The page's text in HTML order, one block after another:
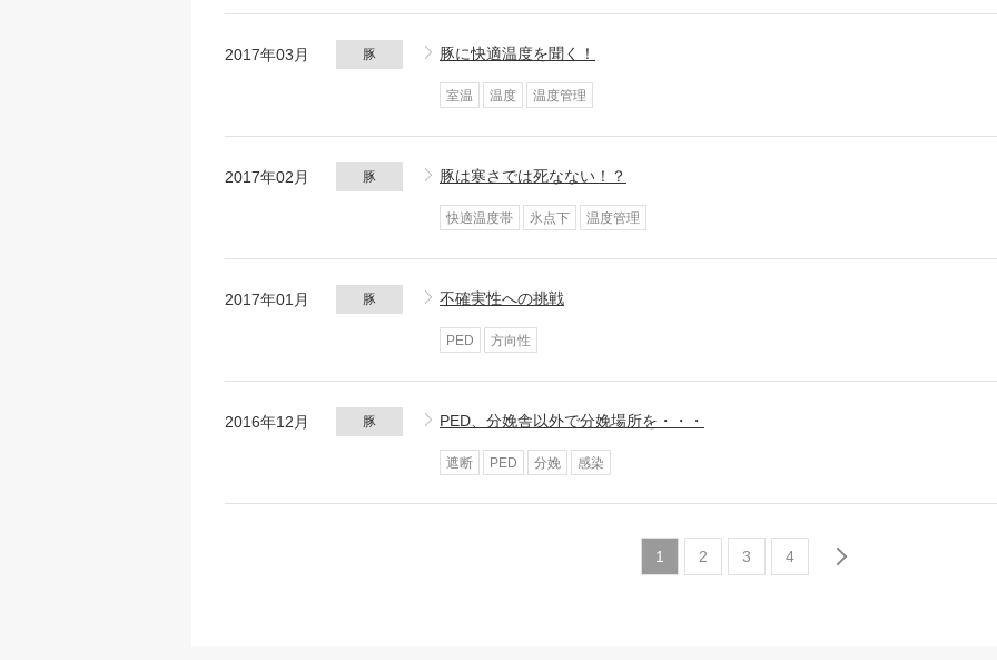
2017年03月 豚 豚に快適温度を聞く！
室温 温度 温度管理
2017年02月 豚 豚は寒さでは死なない！？
快適温度帯 氷点下 温度管理
2017年01月 豚 不確実性への挑戦
PED 方向性
2016年12月 豚 PED、分娩舎以外で分娩場所を・・・
遮断 PED 分娩 感染
1 2 3 4